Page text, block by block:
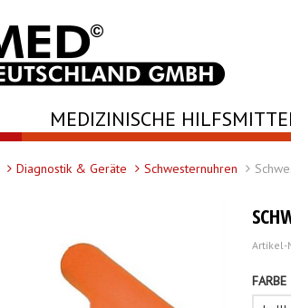
MEDIZINISCHE
Diagnostik & Geräte Schwesternuhren
Artikel-
FARBE